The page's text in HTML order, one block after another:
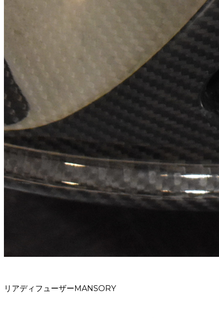
リアディフューザーMANSORY